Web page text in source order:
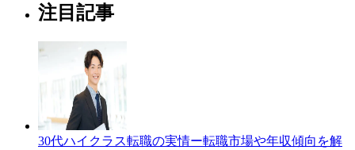
注目記事
30代ハイクラス転職の実情ー転職市場や年収傾向を解